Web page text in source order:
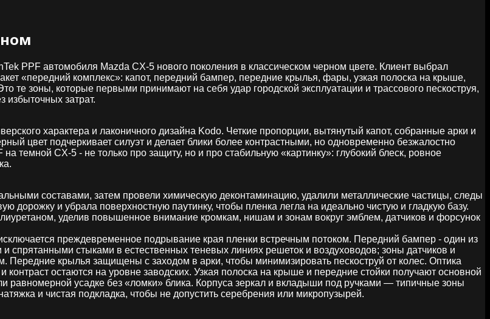
PPF автомобиля Mazda CX‑5 нового поколения в классическом черном цвете. Клиент выбрал
«передний комплекс»: капот, передний бампер, передние крылья, фары, узкая полоска на крыше,
те зоны, которые первыми принимают на себя удар городской эксплуатации и трассового пескоструя,
избыточных затрат.
характера и лаконичного дизайна Kodo. Четкие пропорции, вытянутый капот, собранные арки и
цвет подчеркивает силуэт и делает блики более контрастными, но одновременно безжалостно
темной CX‑5 - не только про защиту, но и про стабильную «картинку»: глубокий блеск, ровное
составами, затем провели химическую деконтаминацию, удалили металлические частицы, следы
и убрала поверхностную паутинку, чтобы пленка легла на идеально чистую и гладкую базу.
уделив повышенное внимание кромкам, нишам и зонам вокруг эмблем, датчиков и форсунок
преждевременное подрывание края пленки встречным потоком. Передний бампер - один из
стыками в естественных теневых линиях решеток и воздуховодов; зоны датчиков и
Передние крылья защищены с заходом в арки, чтобы минимизировать пескоструй от колес. Оптика
остаются на уровне заводских. Узкая полоска на крыше и передние стойки получают основной
равномерной усадке без «ломки» блика. Корпуса зеркал и вкладыши под ручками — типичные зоны
и чистая подкладка, чтобы не допустить серебрения или микропузырей.